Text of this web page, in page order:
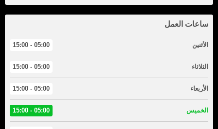
ساعات العمل
الأثنين 05:00 - 15:00
الثلاثاء 05:00 - 15:00
الأربعاء 05:00 - 15:00
الخميس 05:00 - 15:00